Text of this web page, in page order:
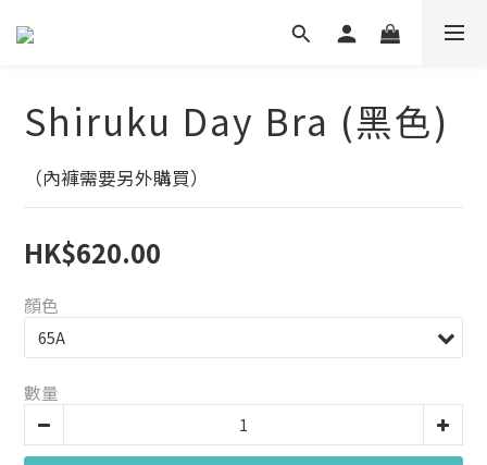
Shiruku Day Bra (黑色)
（內褲需要另外購買）
HK$620.00
顏色
數量